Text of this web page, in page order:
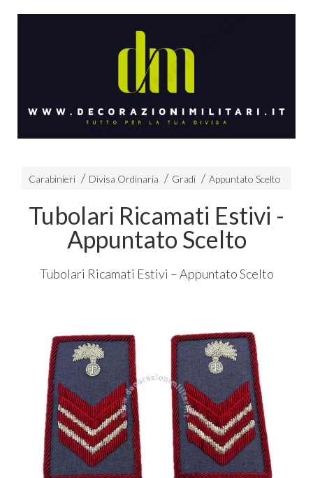
Carabinieri Divisa Ordinaria Gradi Appuntato Scelto
Tubolari Ricamati Estivi -
Appuntato Scelto
Tubolari Ricamati Estivi – Appuntato Scelto